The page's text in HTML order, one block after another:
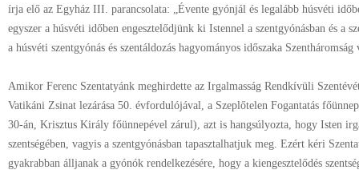
írja elő az Egyház III. parancsolata: „Évente gyónjál és legalább húsvéti
egyszer a húsvéti időben engesztelődjünk ki Istennel a szentgyónásban és a
a húsvéti szentgyónás és szentáldozás hagyományos időszaka
Amikor Ferenc Szentatyánk meghirdette az Irgalmasság Rendkívüli
Vatikáni Zsinat lezárása 50. évfordulójával, a Szeplőtelen Fogantatás
30-án, Krisztus Király főünnepével zárul), azt is hangsúlyozta, hogy Isten
szentségében, vagyis a szentgyónásban tapasztalhatjuk meg. Ezért kéri
gyakrabban álljanak a gyónók rendelkezésére, hogy a kiengesztelődés